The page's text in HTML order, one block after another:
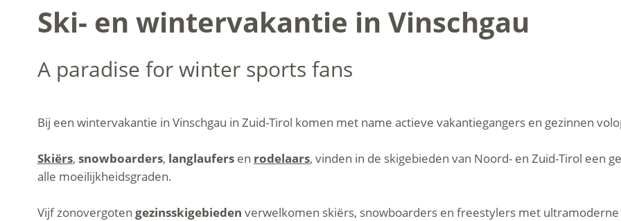
Ski- en wintervakantie in Vinschgau
A paradise for winter sports fans
Bij een wintervakantie in Vinschgau in Zuid-Tirol komen met name actieve vakantiegangers en gezinnen
Skiërs, snowboarders, langlaufersen rodelaars, vinden in de skigebieden van Noord- en Zuid-Tirol een
alle moeilijkheidsgraden.
Vijf zonovergoten gezinsskigebieden verwelkomen skiërs, snowboarders en freestylers met